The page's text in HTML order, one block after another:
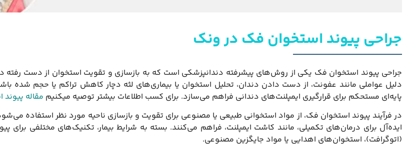
جراحی پیوند استخوان فک در ونک
جراحی پیوند استخوان فک یکی از روش‌های پیشرفته دندانپزشکی است که به بازسازی و تقویت استخوان از دست
دلیل عواملی مانند عفونت، از دست دادن دندان، تحلیل استخوان یا بیماری‌های لثه دچار کاهش تراکم یا حجم شده
پایه‌ای مستحکم برای قرارگیری ایمپلنت‌های دندانی فراهم می‌سازد. برای کسب اطلاعات بیشتر توصیه میکنیم مقاله
در فرآیند پیوند استخوان فک، از مواد استخوانی طبیعی یا مصنوعی برای تقویت و بازسازی ناحیه مورد نظر استفاده
ایده‌آل برای درمان‌های تکمیلی، مانند کاشت ایمپلنت، فراهم می‌کنند. بسته به شرایط بیمار، تکنیک‌های مختلفی برای
(اتوگرافت)، استخوان‌های اهدایی یا مواد جایگزین مصنوعی.